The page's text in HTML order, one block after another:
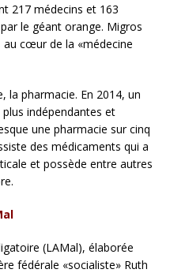
217 médecins et 163
le géant orange. Migros
au cœur de la «médecine
la pharmacie. En 2014, un
indépendantes et
une pharmacie sur cinq
des médicaments qui a
et possède entre autres
(LAMal), élaborée
fédérale «socialiste» Ruth